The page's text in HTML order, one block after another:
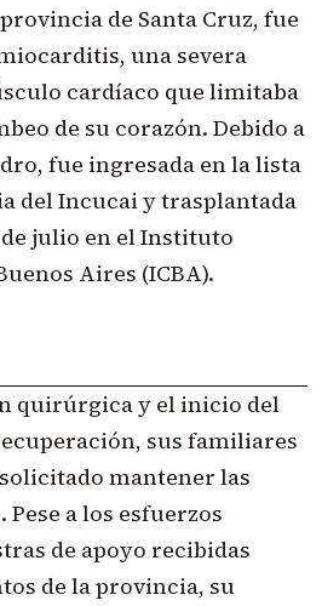
de Santa Cruz, fue
una severa
cardíaco que limitaba
de su corazón. Debido a
fue ingresada en la lista
del Incucai y trasplantada
de julio en el Instituto
Aires (ICBA).
quirúrgica y el inicio del
sus familiares
mantener las
a los esfuerzos
de apoyo recibidas
de la provincia, su